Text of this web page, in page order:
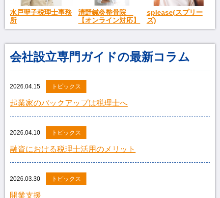
水戸聖子税理士事務
所
清野鍼灸整骨院
【オンライン対応】
splease(スプリー
ズ)
会社設立専門ガイドの最新コラム
2026.04.15 トピックス
起業家のバックアップは税理士へ
2026.04.10 トピックス
融資における税理士活用のメリット
2026.03.30 トピックス
開業支援